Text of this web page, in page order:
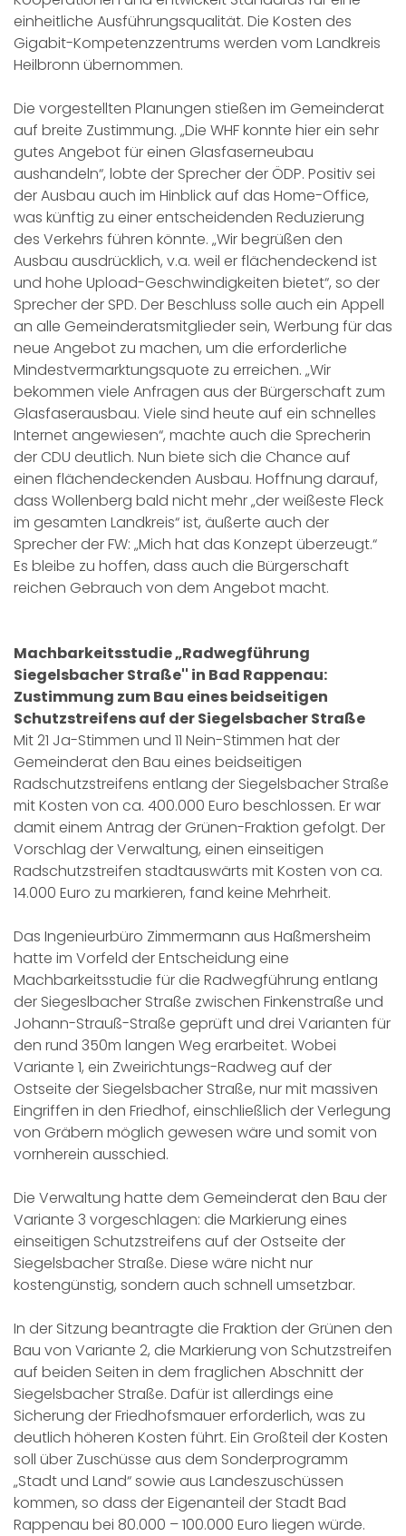
einheitliche Ausführungsqualität. Die Kosten des
Gigabit-Kompetenzzentrums werden vom Landkreis
Heilbronn übernommen.
Die vorgestellten Planungen stießen im Gemeinderat
auf breite Zustimmung. „Die WHF konnte hier ein sehr
gutes Angebot für einen Glasfaserneubau
aushandeln“, lobte der Sprecher der ÖDP. Positiv sei
der Ausbau auch im Hinblick auf das Home-Office,
was künftig zu einer entscheidenden Reduzierung
des Verkehrs führen könnte. „Wir begrüßen den
Ausbau ausdrücklich, v.a. weil er flächendeckend ist
und hohe Upload-Geschwindigkeiten bietet“, so der
Sprecher der SPD. Der Beschluss solle auch ein Appell
an alle Gemeinderatsmitglieder sein, Werbung für das
neue Angebot zu machen, um die erforderliche
Mindestvermarktungsquote zu erreichen. „Wir
bekommen viele Anfragen aus der Bürgerschaft zum
Glasfaserausbau. Viele sind heute auf ein schnelles
Internet angewiesen“, machte auch die Sprecherin
der CDU deutlich. Nun biete sich die Chance auf
einen flächendeckenden Ausbau. Hoffnung darauf,
dass Wollenberg bald nicht mehr „der weißeste Fleck
im gesamten Landkreis“ ist, äußerte auch der
Sprecher der FW: „Mich hat das Konzept überzeugt.“
Es bleibe zu hoffen, dass auch die Bürgerschaft
reichen Gebrauch von dem Angebot macht.
Machbarkeitsstudie „Radwegführung
Siegelsbacher Straße'' in Bad Rappenau:
Zustimmung zum Bau eines beidseitigen
Schutzstreifens auf der Siegelsbacher Straße
Mit 21 Ja-Stimmen und 11 Nein-Stimmen hat der
Gemeinderat den Bau eines beidseitigen
Radschutzstreifens entlang der Siegelsbacher Straße
mit Kosten von ca. 400.000 Euro beschlossen. Er war
damit einem Antrag der Grünen-Fraktion gefolgt. Der
Vorschlag der Verwaltung, einen einseitigen
Radschutzstreifen stadtauswärts mit Kosten von ca.
14.000 Euro zu markieren, fand keine Mehrheit.
Das Ingenieurbüro Zimmermann aus Haßmersheim
hatte im Vorfeld der Entscheidung eine
Machbarkeitsstudie für die Radwegführung entlang
der Siegeslbacher Straße zwischen Finkenstraße und
Johann-Strauß-Straße geprüft und drei Varianten für
den rund 350m langen Weg erarbeitet. Wobei
Variante 1, ein Zweirichtungs-Radweg auf der
Ostseite der Siegelsbacher Straße, nur mit massiven
Eingriffen in den Friedhof, einschließlich der Verlegung
von Gräbern möglich gewesen wäre und somit von
vornherein ausschied.
Die Verwaltung hatte dem Gemeinderat den Bau der
Variante 3 vorgeschlagen: die Markierung eines
einseitigen Schutzstreifens auf der Ostseite der
Siegelsbacher Straße. Diese wäre nicht nur
kostengünstig, sondern auch schnell umsetzbar.
In der Sitzung beantragte die Fraktion der Grünen den
Bau von Variante 2, die Markierung von Schutzstreifen
auf beiden Seiten in dem fraglichen Abschnitt der
Siegelsbacher Straße. Dafür ist allerdings eine
Sicherung der Friedhofsmauer erforderlich, was zu
deutlich höheren Kosten führt. Ein Großteil der Kosten
soll über Zuschüsse aus dem Sonderprogramm
„Stadt und Land“ sowie aus Landeszuschüssen
kommen, so dass der Eigenanteil der Stadt Bad
Rappenau bei 80.000 – 100.000 Euro liegen würde.